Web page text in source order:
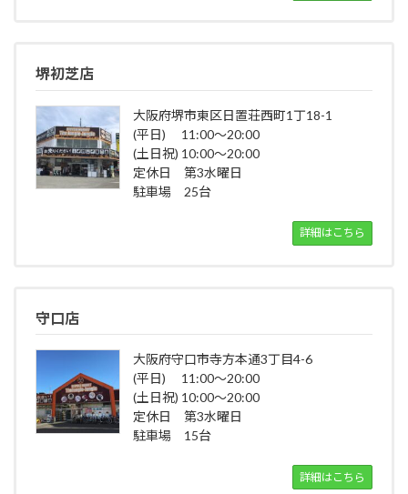
堺初芝店
大阪府堺市東区日置荘西町1丁18-1
(平日) 11:00～20:00
(土日祝) 10:00～20:00
定休日 第3水曜日
駐車場 25台
詳細はこちら
守口店
大阪府守口市寺方本通3丁目4-6
(平日) 11:00～20:00
(土日祝) 10:00～20:00
定休日 第3水曜日
駐車場 15台
詳細はこちら